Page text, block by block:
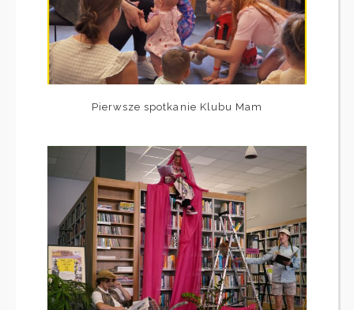
Pierwsze spotkanie Klubu Mam